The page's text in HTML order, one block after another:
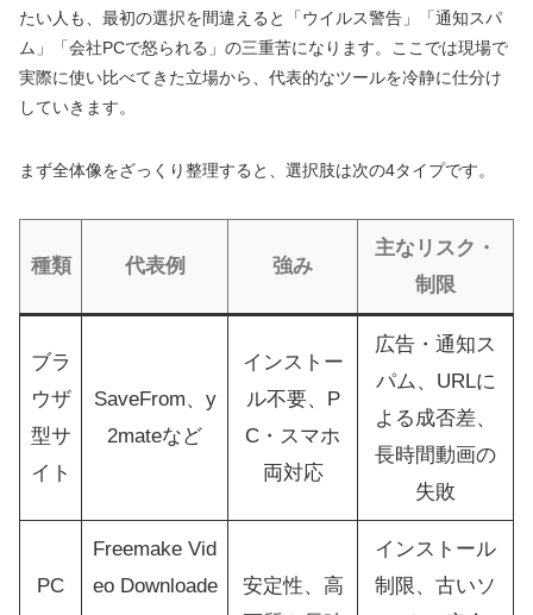
たい人も、最初の選択を間違えると「ウイルス警告」「通知スパ
ム」「会社PCで怒られる」の三重苦になります。ここでは現場で
実際に使い比べてきた立場から、代表的なツールを冷静に仕分け
していきます。
まず全体像をざっくり整理すると、選択肢は次の4タイプです。
種類 代表例 強み
主なリスク・
制限
ブラ
ウザ
型サ
イト
SaveFrom、y
2mateなど
インストー
ル不要、P
C・スマホ
両対応
広告・通知ス
パム、URLに
よる成否差、
長時間動画の
失敗
PC
Freemake Vid
eo Downloade
安定性、高
インストール
制限、古いソ